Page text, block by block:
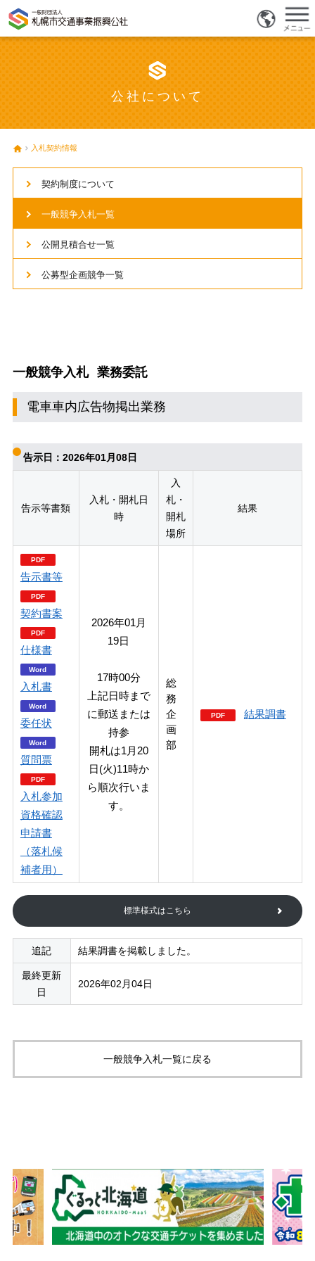
公社について
入札契約情報
契約制度について
一般競争入札一覧
公開見積合せ一覧
公募型企画競争一覧
一般競争入札 業務委託
電車車内広告物掲出業務
告示日：2026年01月08日
告示等書類
入札・開札日
時
入
札・
開札
場所
結果
告示書等
契約書案
仕様書
入札書
委任状
質問票
入札参加
資格確認
申請書
（落札候
補者用）
2026年01月
19日
17時00分
上記日時まで
に郵送または
持参
開札は1月20
日(火)11時か
ら順次行いま
す。
総
務
企
画
部
結果調書
標準様式はこちら
追記 結果調書を掲載しました。
最終更新
日
2026年02月04日
一般競争入札一覧に戻る